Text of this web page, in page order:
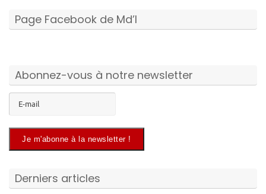
Page Facebook de Md’I
Abonnez-vous à notre newsletter
Derniers articles